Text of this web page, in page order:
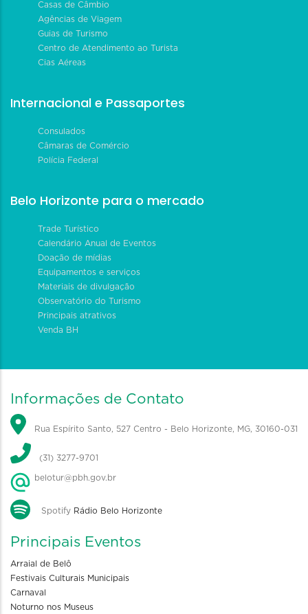
Casas de Câmbio
Agências de Viagem
Guias de Turismo
Centro de Atendimento ao Turista
Cias Aéreas
Internacional e Passaportes
Consulados
Câmaras de Comércio
Polícia Federal
Belo Horizonte para o mercado
Trade Turístico
Calendário Anual de Eventos
Doação de mídias
Equipamentos e serviços
Materiais de divulgação
Observatório do Turismo
Principais atrativos
Venda BH
Informações de Contato
Rua Espírito Santo, 527 Centro - Belo Horizonte, MG, 30160-031
(31) 3277-9701
belotur@pbh.gov.br
Spotify Rádio Belo Horizonte
Principais Eventos
Arraial de Belô
Festivais Culturais Municipais
Carnaval
Noturno nos Museus